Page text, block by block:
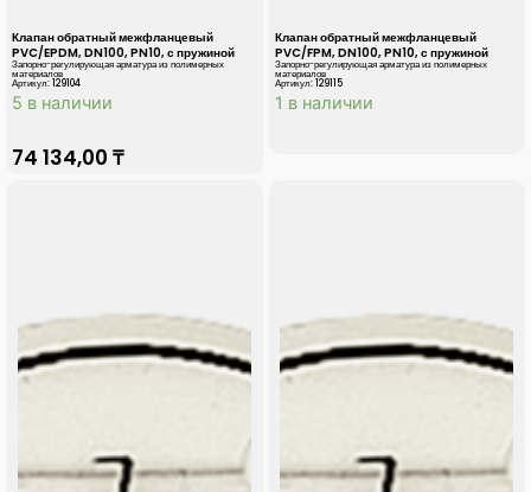
Клапан обратный межфланцевый
PVC/EPDM, DN100, PN10, с пружиной
Запорно-регулирующая арматура из полимерных
материалов
Артикул: 129104
5 в наличии
74 134,00 ₸
Клапан обратный межфланцевый
PVC/FPM, DN100, PN10, с пружиной
Запорно-регулирующая арматура из полимерных
материалов
Артикул: 129115
1 в наличии